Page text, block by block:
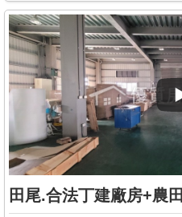
田尾.合法丁建廠房+農田